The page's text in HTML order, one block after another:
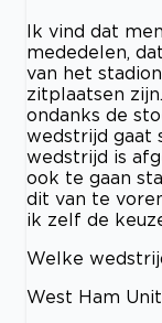
Ik vind dat
mededelen,
van het
zitplaatsen
ondanks de
wedstrijd gaat
wedstrijd is
ook te gaan
dit van te
ik zelf de
Welke
West Ham